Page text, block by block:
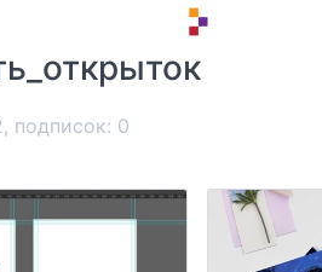
подписок: 0